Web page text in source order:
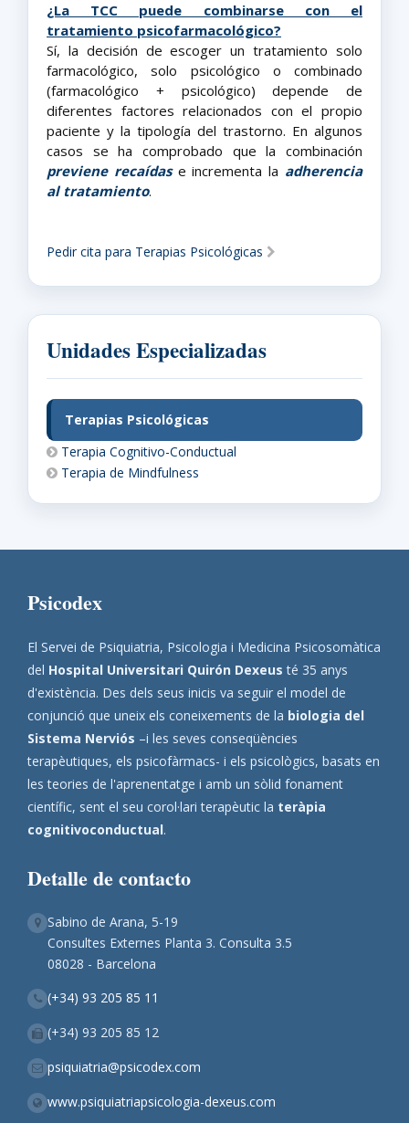
¿La TCC puede combinarse con el
tratamiento psicofarmacológico?
Sí, la decisión de escoger un tratamiento solo
farmacológico, solo psicológico o combinado
(farmacológico + psicológico) depende de
diferentes factores relacionados con el propio
paciente y la tipología del trastorno. En algunos
casos se ha comprobado que la combinación
previene recaídase incrementa la adherencia
al tratamiento.
Pedir cita para Terapias Psicológicas
Unidades Especializadas
Terapias Psicológicas
Terapia Cognitivo-Conductual
Terapia de Mindfulness
Psicodex
El Servei de Psiquiatria, Psicologia i Medicina Psicosomàtica
del Hospital Universitari Quirón Dexeus té 35 anys
d'existència. Des dels seus inicis va seguir el model de
conjunció que uneix els coneixements de la biologia del
Sistema Nerviós –i les seves conseqüències
terapèutiques, els psicofàrmacs- i els psicològics, basats en
les teories de l'aprenentatge i amb un sòlid fonament
científic, sent el seu corol·lari terapèutic la teràpia
cognitivoconductual.
Detalle de contacto
Sabino de Arana, 5-19
Consultes Externes Planta 3. Consulta 3.5
08028 - Barcelona
(+34) 93 205 85 11
(+34) 93 205 85 12
psiquiatria@psicodex.com
www.psiquiatriapsicologia-dexeus.com